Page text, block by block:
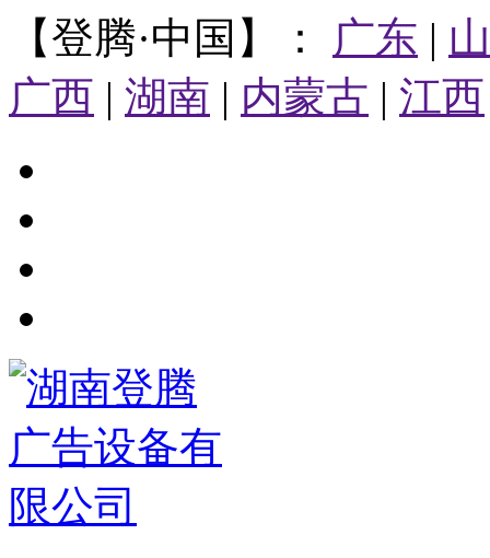
【登腾·中国】： 广东 |
广西 | 湖南 | 内蒙古 | 江西